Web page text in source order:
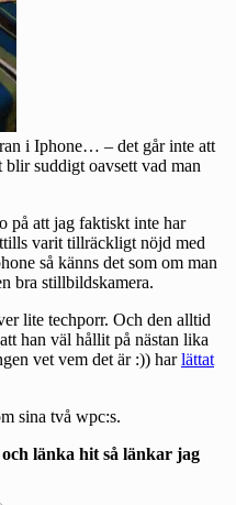
i Iphone… – det går inte att
suddigt oavsett vad man
på att jag faktiskt inte har
varit tillräckligt nöjd med
så känns det som om man
bra stillbildskamera.
lite techporr. Och den alltid
han väl hållit på nästan lika
vet vem det är :)) harlättat
sina två wpc:s.
länka hit så länkar jag